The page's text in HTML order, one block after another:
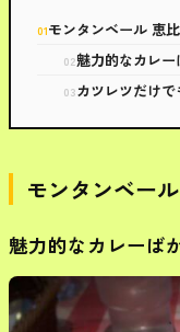
モンタンベール 恵
魅力的なカレ
カツレツだけ
モンタンベー
魅力的なカレーば